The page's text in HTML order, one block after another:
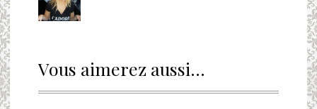
Vous aimerez aussi...